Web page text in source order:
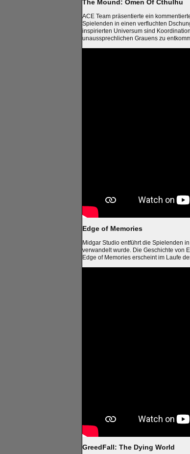
The Mound: Omen Of Cthulhu
ACE Team präsentierte ein
Spielenden in einen verfluchten
inspirierten Universum sind
unaussprechlichen Grauens zu
Edge of Memories
Midgar Studio entführt die Spielenden
verwandelt wurde. Die Geschichte von
Edge of Memories erscheint im Laufe
GreedFall: The Dying World